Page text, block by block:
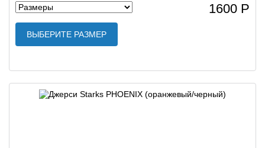
1600 Р
ВЫБЕРИТЕ РАЗМЕР